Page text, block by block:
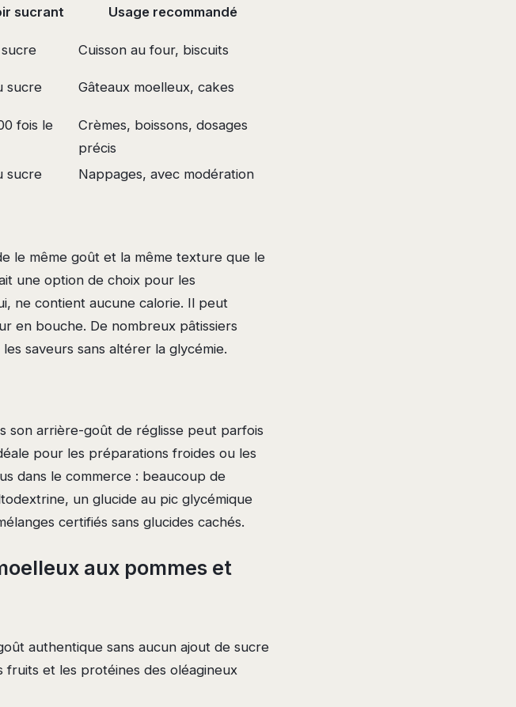
sucrant Usage recommandé
Cuisson au four, biscuits
sucre Gâteaux moelleux, cakes
fois le
Crèmes, boissons, dosages
précis
sucre Nappages, avec modération
le même goût et la même texture que le
une option de choix pour les
ne contient aucune calorie. Il peut
en bouche. De nombreux pâtissiers
saveurs sans altérer la glycémie.
son arrière-goût de réglisse peut parfois
pour les préparations froides ou les
dans le commerce : beaucoup de
un glucide au pic glycémique
certifiés sans glucides cachés.
aux pommes et
authentique sans aucun ajout de sucre
fruits et les protéines des oléagineux